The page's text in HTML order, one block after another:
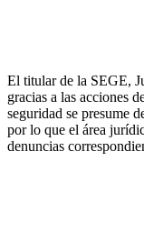
El titular de la SEGE,
gracias a las acciones
seguridad se presume
por lo que el área
denuncias